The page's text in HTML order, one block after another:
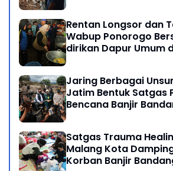
Rentan Longsor dan
Wabup Ponorogo
dirikan Dapur Umum
Jaring Berbagai
Jatim Bentuk Satgas
Bencana Banjir
Satgas Trauma
Malang Kota
Korban Banjir